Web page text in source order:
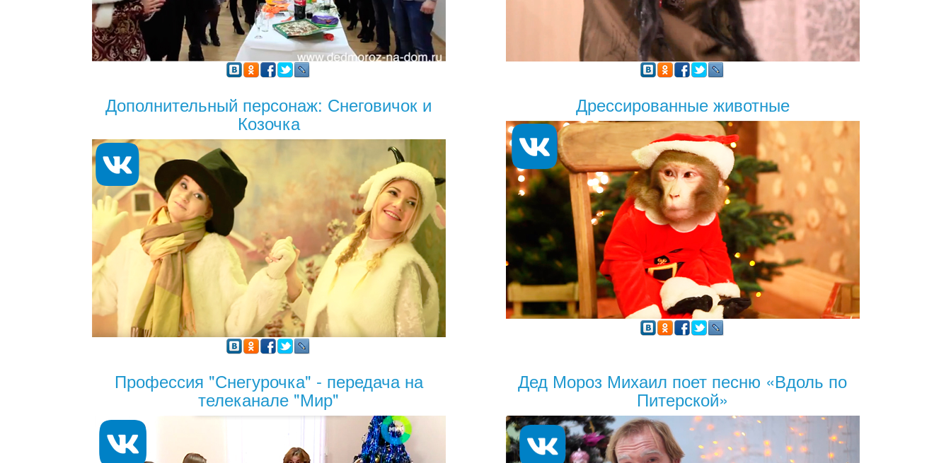
Дополнительный персонаж: Снеговичок и
Козочка
Дрессированные животные
Профессия "Снегурочка" - передача на
телеканале "Мир"
Дед Мороз Михаил поет песню «Вдоль по
Питерской»